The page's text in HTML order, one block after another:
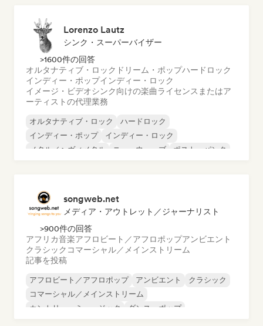
Lorenzo Lautz
シンク・スーパーバイザー
>1600件の回答
オルタナティブ・ロック ドリーム・ポップハードロック
インディー・ポップインディー・ロック
イメージ・ビデオシンク向けの楽曲ライセンスまたはア
ーティストの代理業務
オルタナティブ・ロック
ハードロック
インディー・ポップ
インディー・ロック
メタル／ヘヴィメタル
ニューウェーブ
ポスト・パンク
songweb.net
メディア・アウトレット／ジャーナリスト
>900件の回答
アフリカ音楽アフロビート／アフロポップアンビエント
クラシック コマーシャル／メインストリーム
記事を投稿
アフロビート／アフロポップ アンビエント
クラシック
コマーシャル／メインストリーム
カントリー・ミュージック
ダンス・ポップ